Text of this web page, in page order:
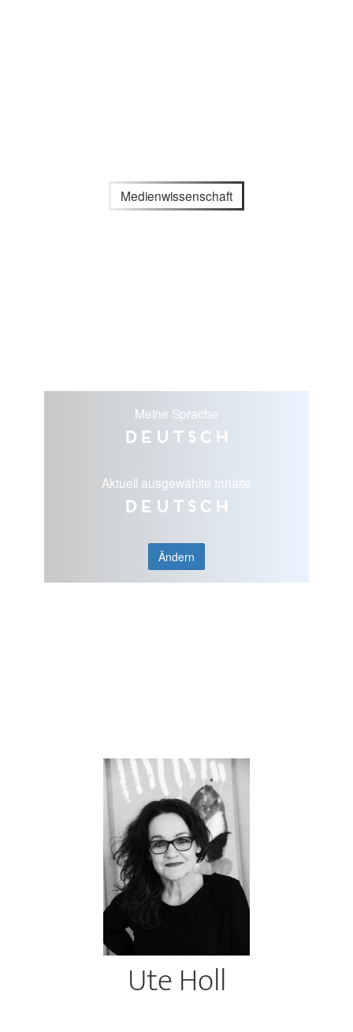
Medienwissenschaft
Meine Sprache
Deutsch
Aktuell ausgewählte Inhalte
Deutsch
Ändern
Ute Holl